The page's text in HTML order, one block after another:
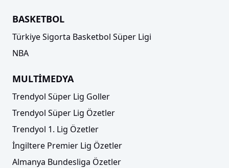
BASKETBOL
Türkiye Sigorta Basketbol Süper Ligi
NBA
MULTİMEDYA
Trendyol Süper Lig Goller
Trendyol Süper Lig Özetler
Trendyol 1. Lig Özetler
İngiltere Premier Lig Özetler
Almanya Bundesliga Özetler